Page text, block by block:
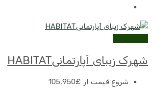
برای فروش
شهرک زیبای آپارتمانیHABITAT
شروع قیمت از: £105,950